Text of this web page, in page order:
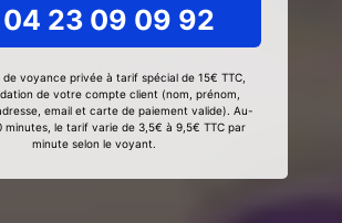
23 09 09 92
de voyance privée à tarif spécial de 15€ TTC,
de votre compte client (nom, prénom,
email et carte de paiement valide). Au-
minutes, le tarif varie de 3,5€ à 9,5€ TTC par
minute selon le voyant.